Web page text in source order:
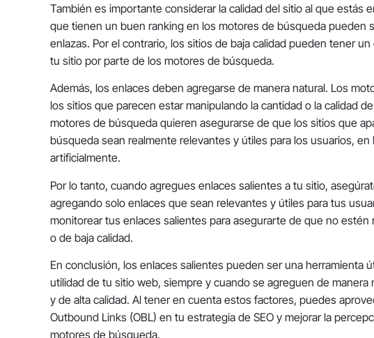
También es importante considerar la calidad del sitio al que estás
que tienen un buen ranking en los motores de búsqueda pueden
enlazas. Por el contrario, los sitios de baja calidad pueden tener
tu sitio por parte de los motores de búsqueda.
Además, los enlaces deben agregarse de manera natural. Los
los sitios que parecen estar manipulando la cantidad o la calidad
motores de búsqueda quieren asegurarse de que los sitios que
búsqueda sean realmente relevantes y útiles para los usuarios,
artificialmente.
Por lo tanto, cuando agregues enlaces salientes a tu sitio,
agregando solo enlaces que sean relevantes y útiles para tus
monitorear tus enlaces salientes para asegurarte de que no
o de baja calidad.
En conclusión, los enlaces salientes pueden ser una herramienta
utilidad de tu sitio web, siempre y cuando se agreguen de
y de alta calidad. Al tener en cuenta estos factores, puedes
Outbound Links (OBL) en tu estrategia de SEO y mejorar la
motores de búsqueda.